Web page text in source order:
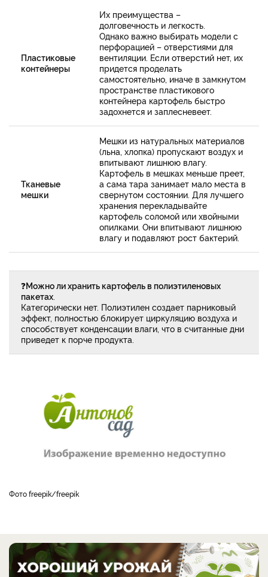
Пластиковые
контейнеры
Их преимущества –
долговечность и легкость.
Однако важно выбирать модели с
перфорацией – отверстиями для
вентиляции. Если отверстий нет, их
придется проделать
самостоятельно, иначе в замкнутом
пространстве пластикового
контейнера картофель быстро
задохнется и заплесневеет.
Тканевые
мешки
Мешки из натуральных материалов
(льна, хлопка) пропускают воздух и
впитывают лишнюю влагу.
Картофель в мешках меньше преет,
а сама тара занимает мало места в
свернутом состоянии. Для лучшего
хранения перекладывайте
картофель соломой или хвойными
опилками. Они впитывают лишнюю
влагу и подавляют рост бактерий.
❓Можно ли хранить картофель в полиэтиленовых
пакетах
Категорически нет. Полиэтилен создает парниковый
эффект, полностью блокирует циркуляцию воздуха и
способствует конденсации влаги, что в считанные дни
приведет к порче продукта.
фото freepik/freepik